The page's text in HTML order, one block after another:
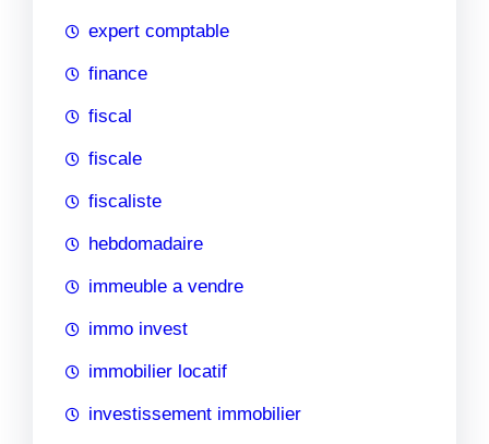
expert comptable
finance
fiscal
fiscale
fiscaliste
hebdomadaire
immeuble a vendre
immo invest
immobilier locatif
investissement immobilier